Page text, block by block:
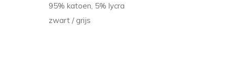
95% katoen, 5% lycra
zwart / grijs